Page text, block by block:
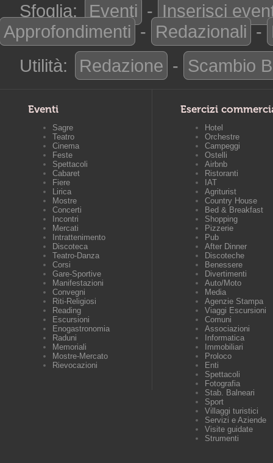
Sfoglia: Eventi - Inserisci
Approfondimenti - Redazionali -
Utilità:
Redazione - Scambio
Eventi
Sagre
Teatro
Cinema
Feste
Spettacoli
Cabaret
Fiere
Lirica
Mostre
Concerti
Incontri
Mercati
Intrattenimento
Discoteca
Teatro-Danza
Corsi
Gare-Sportive
Manifestazioni
Convegni
Riti-Religiosi
Reading
Escursioni
Enogastronomia
Raduni
Memoriali
Mostre-Mercato
Rievocazioni
Esercizi
Hotel
Orchestre
Campeggi
Ostelli
Airbnb
Ristoranti
IAT
Agriturist
Country House
Bed & Breakfast
Shopping
Pizzerie
Pub
After Dinner
Discoteche
Benessere
Divertimenti
Auto/Moto
Media
Agenzie Stampa
Viaggi Escursioni
Comuni
Associazioni
Informatica
Immobiliari
Proloco
Enti
Spettacoli
Fotografia
Stab. Balneari
Sport
Villaggi turistici
Servizi e Aziende
Visite guidate
Strumenti